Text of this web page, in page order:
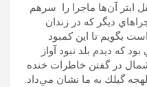
ابتر آن‌ها ماجرا را سرهم
ديگر كه در زندان
بگويم تا اين كمبود
كه ديدم بلد نبود آواز
در گفتن خاطرات خنده
گيلك به ما نشان مي‌داد.